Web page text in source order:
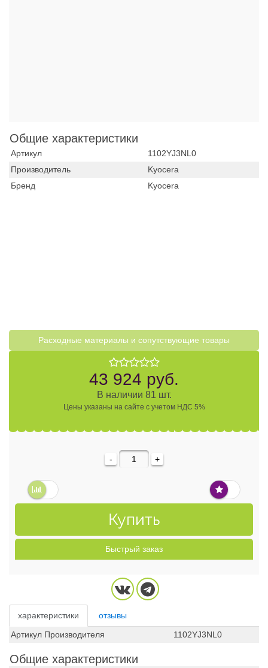
Общие характеристики
Артикул
1102YJ3NL0
Производитель
Kyocera
Бренд
Kyocera
Расходные материалы и cопутствующие товары
43 924 руб.
В наличии 81 шт.
Цены указаны на сайте с учетом НДС 5%
- +
Купить
Быстрый заказ
характеристики
отзывы
Артикул Производителя
1102YJ3NL0
Общие характеристики